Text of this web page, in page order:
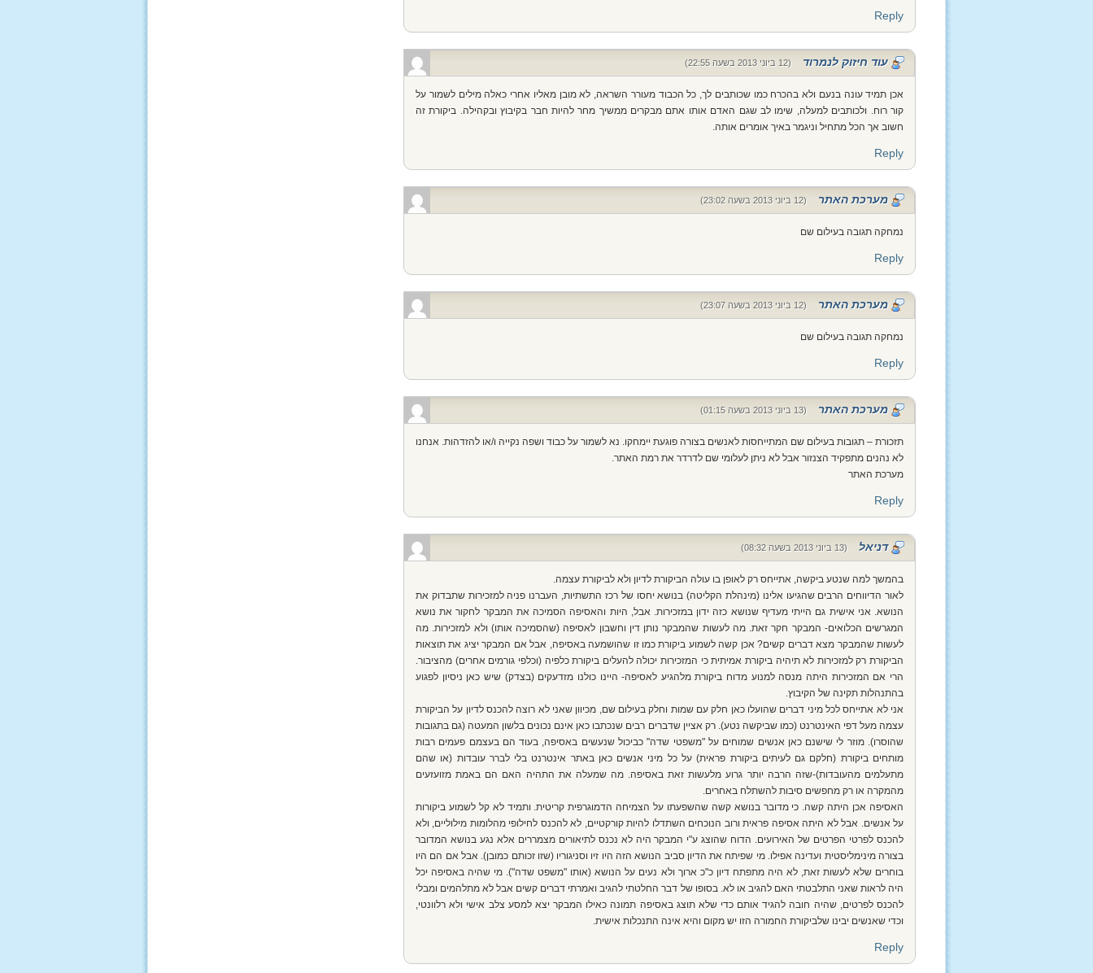
Reply
עוד חיזוק לנמרוד (12 ביוני 2013 בשעה 22:55)
אכן תמיד עונה בנעם ולא בהכרח כמו שכותבים לך, כל הכבוד מעורר השראה, לא מובן מאליו אחרי כאלה מילים לשמור על
קור רוח. ולכותבים למעלה, שימו לב שגם האדם אותו אתם מבקרים ממשיך מחר להיות חבר בקיבוץ ובקהילה. ביקורת זה
חשוב אך הכל מתחיל וניגמר באיך אומרים אותה.
Reply
מערכת האתר (12 ביוני 2013 בשעה 23:02)
נמחקה תגובה בעילום שם
Reply
מערכת האתר (12 ביוני 2013 בשעה 23:07)
נמחקה תגובה בעילום שם
Reply
מערכת האתר (13 ביוני 2013 בשעה 01:15)
תזכורת – תגובות בעילום שם המתייחסות לאנשים בצורה פוגעת יימחקו. נא לשמור על כבוד ושפה נקייה ו/או להזדהות. אנחנו
לא נהנים מתפקיד הצנזור אבל לא ניתן לעלומי שם לדרדר את רמת האתר.
מערכת האתר
Reply
דניאל (13 ביוני 2013 בשעה 08:32)
בהמשך למה שנטע ביקשה, אתייחס רק לאופן בו עולה הביקורת לדיון ולא לביקורת עצמה.
לאור הדיווחים הרבים שהגיעו אלינו (מינהלת הקליטה) בנושא יחסו של רכז התשתיות, העברנו פניה למזכירות שתבדוק את
הנושא. אני אישית גם הייתי מעדיף שנושא כזה ידון במזכירות. אבל, היות והאסיפה הסמיכה את המבקר לחקור את נושא
המגרשים הכלואים- המבקר חקר זאת. מה לעשות שהמבקר נותן דין וחשבון לאסיפה (שהסמיכה אותו) ולא למזכירות. מה
לעשות שהמבקר מצא דברים קשים? אכן קשה לשמוע ביקורת כמו זו שהושמעה באסיפה, אבל אם המבקר יציג את תוצאות
הביקורת רק למזכירות לא תיהיה ביקורת אמיתית כי המזכירות יכולה להעלים ביקורת כלפיה (וכלפי גורמים אחרים) מהציבור.
הרי אם המזכירות היתה מנסה למנוע מדוח ביקורת מלהגיע לאסיפה- היינו כולנו מזדעקים (בצדק) שיש כאן ניסיון לפגוע
בהתנהלות תקינה של הקיבוץ.
אני לא אתייחס לכל מיני דברים שהועלו כאן חלק עם שמות וחלק בעילום שם, מכיוון שאני לא רוצה להכנס לדיון על הביקורת
עצמה מעל דפי האינטרנט (כמו שביקשה נטע). רק אציין שדברים רבים שנכתבו כאן אינם נכונים בלשון המעטה (גם בתגובות
שהוסרו). מוזר לי שישנם כאן אנשים שמוחים על "משפטי שדה" כביכול שנעשים באסיפה, בעוד הם בעצמם פעמים רבות
מותחים ביקורת (חלקם גם לעיתים ביקורת פראית) על כל מיני אנשים כאן באתר אינטרנט בלי לברר עובדות (או שהם
מתעלמים מהעובדות)-שזה הרבה יותר גרוע מלעשות זאת באסיפה. מה שמעלה את התהיה האם הם באמת מזועזעים
מהמקרה או רק מחפשים סיבות להשתלח באחרים.
האסיפה אכן היתה קשה. כי מדובר בנושא קשה שהשפעתו על הצמיחה הדמוגרפית קריטית. ותמיד לא קל לשמוע ביקורות
על אנשים. אבל לא היתה אסיפה פראית ורוב הנוכחים השתדלו להיות קורקטיים, לא להכנס לחילופי מהלומות מילוליים, ולא
להכנס לפרטי הפרטים של האירועים. הדוח שהוצג ע"י המבקר היה לא נכנס לתיאורים מצמררים אלא נגע בנושא המדובר
בצורה מינימליסטית ועדינה אפילו. מי שפיתח את הדיון סביב הנושא הזה היו זיו וסניגוריו (שזו זכותם כמובן). אבל אם הם היו
בוחרים שלא לעשות זאת, לא היה מתפתח דיון כ"כ ארוך ולא נעים על הנושא (אותו "משפט שדה"). מי שהיה באסיפה יכל
היה לראות שאני התלבטתי האם להגיב או לא. בסופו של דבר החלטתי להגיב ואמרתי דברים קשים אבל לא מתלהמים ומבלי
להכנס לפרטים, שהיה חובה להגיד אותם כדי שלא תוצג באסיפה תמונה כאילו המבקר יצא למסע צלב אישי ולא רלוונטי,
וכדי שאנשים יבינו שלביקורת החמורה הזו יש מקום והיא אינה התנכלות אישית.
Reply